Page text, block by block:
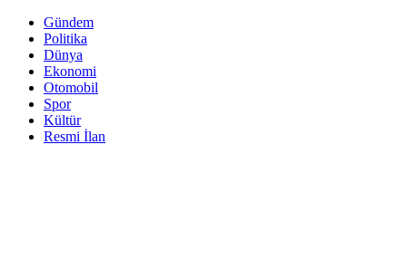
Gündem
Politika
Dünya
Ekonomi
Otomobil
Spor
Kültür
Resmi İlan